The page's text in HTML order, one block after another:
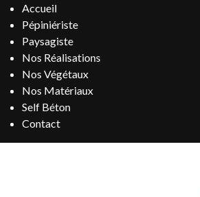
Accueil
Pépiniériste
Paysagiste
Nos Réalisations
Nos Végétaux
Nos Matériaux
Self Béton
Contact